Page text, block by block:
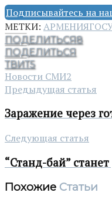
Подписывайтесь на
МЕТКИ: АРМЕНИЯ
ПОДЕЛИТЬСЯ8
ПОДЕЛИТЬСЯ
ТВИТ5
Новости СМИ2
Предыдущая статья
Заражение через
Следующая статья
“Станд-бай”
Похожие Статьи